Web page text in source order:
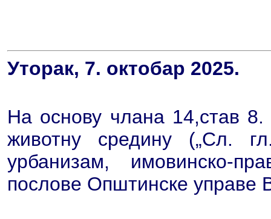
Уторак, 7. октобар 2025.
На основу члана 14,став
животну средину („Сл.
урбанизам, имовинско-
послове Општинске управе